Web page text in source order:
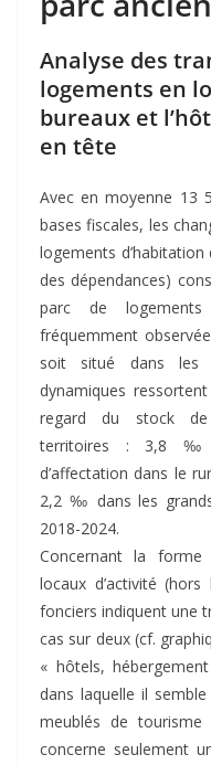
Analyse des
logements en
bureaux et
en tête
Avec en moyenne 13
bases fiscales, les
logements d’habitation
des dépendances)
parc de
fréquemment
soit situé dans les
dynamiques
regard du stock
territoires : 3,8 ‰
d’affectation dans le
2,2 ‰ dans les
2018-2024.
Concernant la
locaux d’activité
fonciers indiquent une
cas sur deux (cf.
« hôtels,
dans laquelle il
meublés de tourisme
concerne seulement